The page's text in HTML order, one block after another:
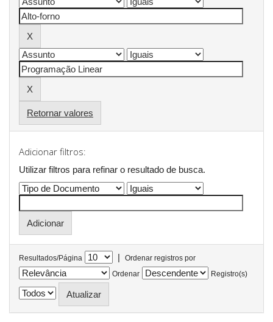
Retornar valores
Adicionar filtros:
Utilizar filtros para refinar o resultado de busca.
Resultados/Página |
Ordenar registros por
Ordenar
Registro(s)